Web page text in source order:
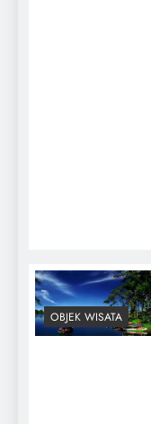
OBJEK WISATA